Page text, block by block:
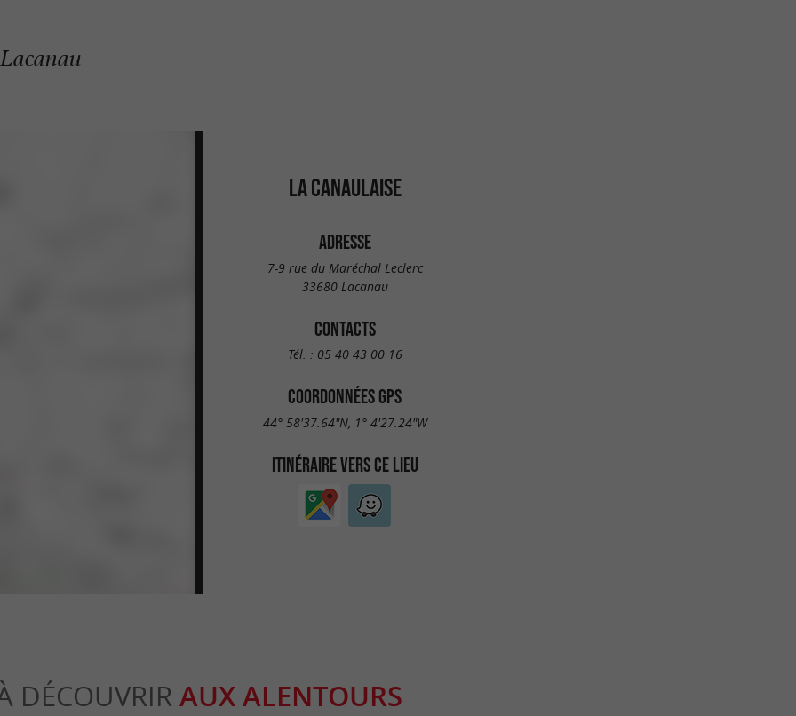
LA CANAULAISE
ADRESSE
7-9 rue du Maréchal Leclerc
33680 Lacanau
CONTACTS
Tél. : 05 40 43 00 16
COORDONNÉES GPS
44° 58'37.64"N, 1° 4'27.24"W
ITINÉRAIRE VERS CE LIEU
DÉCOUVRIR AUX ALENTOURS